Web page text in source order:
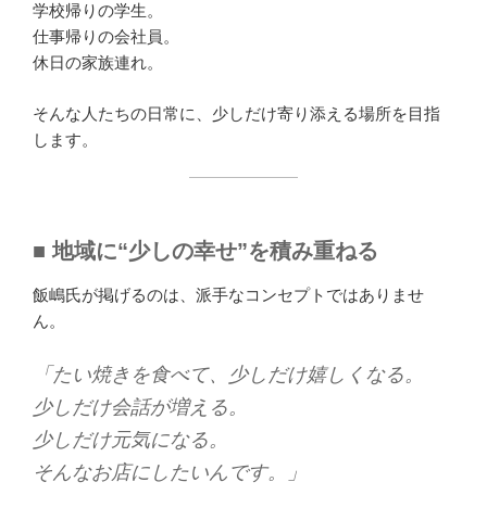
学校帰りの学生。
仕事帰りの会社員。
休日の家族連れ。
そんな人たちの日常に、少しだけ寄り添える場所を目指
します。
■ 地域に“少しの幸せ”を積み重ねる
飯嶋氏が掲げるのは、派手なコンセプトではありませ
ん。
「たい焼きを食べて、少しだけ嬉しくなる。
少しだけ会話が増える。
少しだけ元気になる。
そんなお店にしたいんです。」